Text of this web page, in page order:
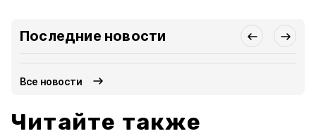
Последние новости
Все новости
Читайте также